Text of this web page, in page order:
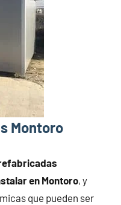
Montoro
en Montoro, y
que pueden ser